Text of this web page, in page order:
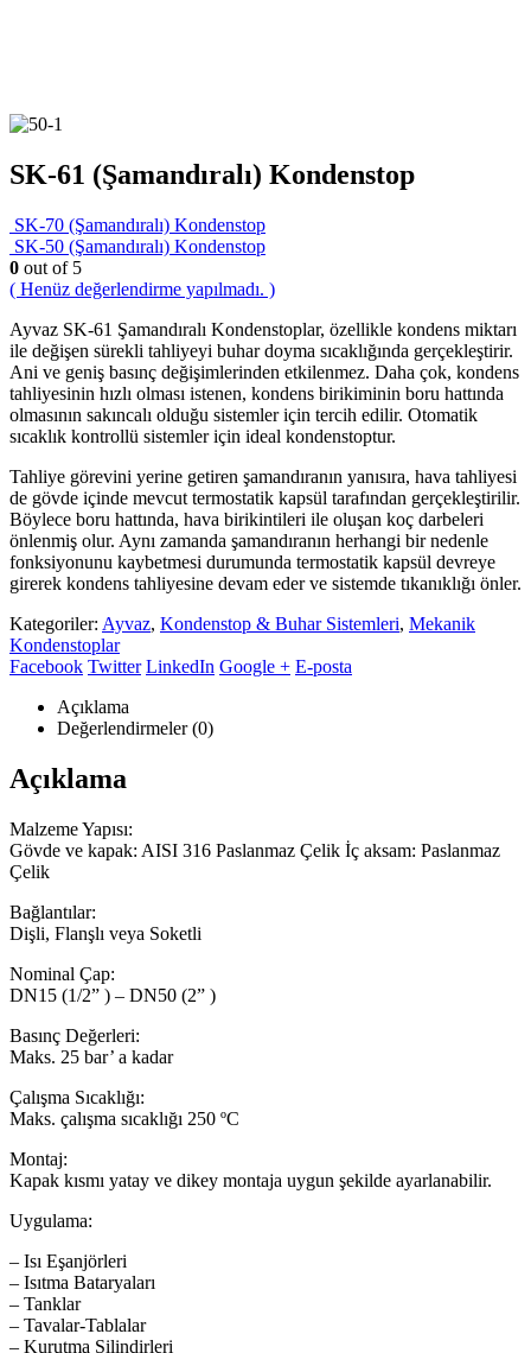
SK-61 (Şamandıralı) Kondenstop
SK-70 (Şamandıralı) Kondenstop
SK-50 (Şamandıralı) Kondenstop
0 out of 5
( Henüz değerlendirme yapılmadı. )
Ayvaz SK-61 Şamandıralı Kondenstoplar, özellikle kondens miktarı
ile değişen sürekli tahliyeyi buhar doyma sıcaklığında gerçekleştirir.
Ani ve geniş basınç değişimlerinden etkilenmez. Daha çok, kondens
tahliyesinin hızlı olması istenen, kondens birikiminin boru hattında
olmasının sakıncalı olduğu sistemler için tercih edilir. Otomatik
sıcaklık kontrollü sistemler için ideal kondenstoptur.
Tahliye görevini yerine getiren şamandıranın yanısıra, hava tahliyesi
de gövde içinde mevcut termostatik kapsül tarafından gerçekleştirilir.
Böylece boru hattında, hava birikintileri ile oluşan koç darbeleri
önlenmiş olur. Aynı zamanda şamandıranın herhangi bir nedenle
fonksiyonunu kaybetmesi durumunda termostatik kapsül devreye
girerek kondens tahliyesine devam eder ve sistemde tıkanıklığı önler.
Kategoriler: Ayvaz, Kondenstop & Buhar Sistemleri, Mekanik
Kondenstoplar
Facebook Twitter LinkedIn Google + E-posta
Açıklama
Değerlendirmeler (0)
Açıklama
Malzeme Yapısı:
Gövde ve kapak: AISI 316 Paslanmaz Çelik İç aksam: Paslanmaz
Çelik
Bağlantılar:
Dişli, Flanşlı veya Soketli
Nominal Çap:
DN15 (1/2” ) – DN50 (2” )
Basınç Değerleri:
Maks. 25 bar’ a kadar
Çalışma Sıcaklığı:
Maks. çalışma sıcaklığı 250 ºC
Montaj:
Kapak kısmı yatay ve dikey montaja uygun şekilde ayarlanabilir.
Uygulama:
– Isı Eşanjörleri
– Isıtma Bataryaları
– Tanklar
– Tavalar-Tablalar
– Kurutma Silindirleri